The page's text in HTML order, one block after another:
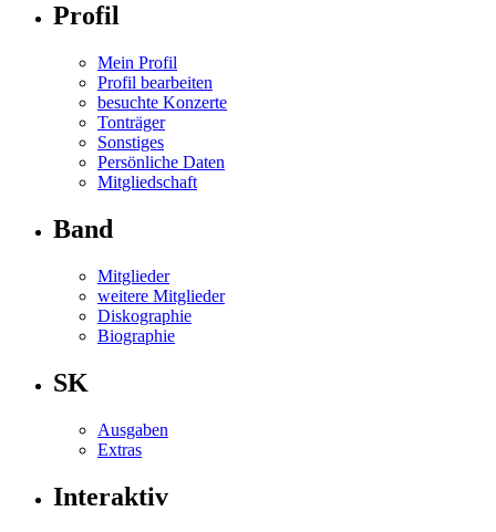
Profil
Mein Profil
Profil bearbeiten
besuchte Konzerte
Tonträger
Sonstiges
Persönliche Daten
Mitgliedschaft
Band
Mitglieder
weitere Mitglieder
Diskographie
Biographie
SK
Ausgaben
Extras
Interaktiv